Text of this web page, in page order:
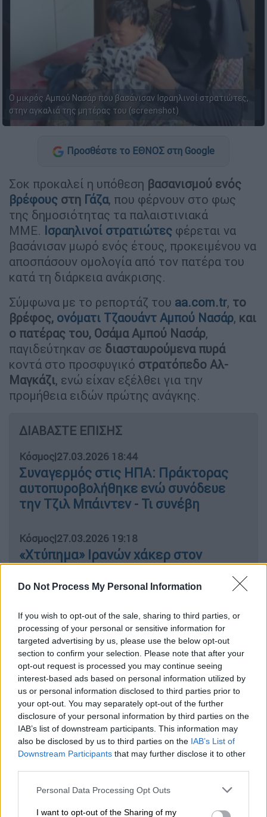
Do Not Process My Personal Information
If you wish to opt-out of the sale, sharing to third parties, or
processing of your personal or sensitive information for
targeted advertising by us, please use the below opt-out
section to confirm your selection. Please note that after your
opt-out request is processed you may continue seeing
interest-based ads based on personal information utilized by
us or personal information disclosed to third parties prior to
your opt-out. You may separately opt-out of the further
disclosure of your personal information by third parties on the
IAB’s list of downstream participants. This information may
also be disclosed by us to third parties on the IAB’s List of
Downstream Participants that may further disclose it to other
Please note that this website/app uses one or more Google
not limited to your visit or usage behaviour. You may click to
Personal Data Processing Opt Outs
I want to opt-out of the Sharing of my
Ο μικρός Αμπού Νασάρ που βασάνισαν Ισραηλινοί στρατιώτες,
στην αγκαλιά της μητέρας του (screenshot)
Προσθέστε το ΕΘΝΟΣ στη Google
Σοκ προκαλεί η υπόθεση βασανισμού ενός
βρέφους στη Γάζα, που φέρνουν στο φως
της δημοσιότητας τα παλαιστινιακά
ΜΜΕ. Ισραηλινοί στρατιώτες φέρεται να
βασάνισαν μωρό ενός έτους, προκειμένου να
αποσπάσουν ομολογία από τον πατέρα του
κατά τη διάρκεια ανάκρισης.
Σύμφωνα με το ρεπορτάζ του aa.com.tr, το
βρέφος, ονόματι Τζαουάντ Αμπού Νασάρ, και
ο πατέρας του, Οσάμα Αμπού Νασάρ,
παγιδεύτηκαν σε διασταυρούμενα πυρά
κοντά στο προσφυγικό στρατόπεδο Αλ-
Μαγκάζι, ενώ είχαν εξέλθει για την
προμήθεια ειδών πρώτης ανάγκης.
ΔΙΑΒΑΣΤΕ ΕΠΙΣΗΣ
Κόσμος|27.03.2026 18:44
Συναγερμός στις ΗΠΑ: Πράκτορας
αυτοπυροβολήθηκε ενώ συνόδευε
την Τζιλ Μπάιντεν - Τι συνέβη
Κόσμος|27.03.2026 19:18
«Χτύπημα» Ιρανών χάκερ στον
διευθυντή του FBI - Παραβίασαν τα
προσωπικά email του
Μάρτυρες υποστηρίζουν ότι οι ισραηλινές
δυνάμειςμετέφεραν πατέρα και γιο σε
στρατιωτικό σημείο ελέγχου, όπου τους
εξανάγκασαν σε γύμνωση και τους υπέβαλαν
σε ανάκριση.
Κατά τη διάρκεια της διαδικασίας,οι
στρατιώτες φέρεται να έσβησαν τσιγάρα
στο πόδι του βρέφους
και να του
αντικείμενα,ενώ φέρεται να κάρφωσαν το
πόδι του παιδιού μπροστά στα μάτια του